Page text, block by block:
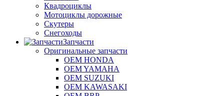
Квадроциклы
Мотоциклы дорожные
Скутеры
Снегоходы
Запчасти
Оригинальные запчасти
OEM HONDA
OEM YAMAHA
OEM SUZUKI
OEM KAWASAKI